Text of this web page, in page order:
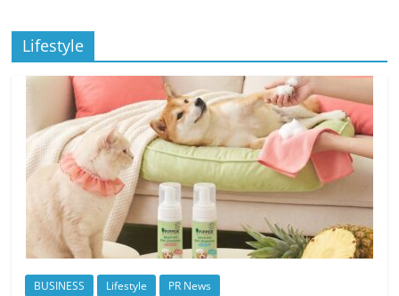
Lifestyle
BUSINESS Lifestyle PR News